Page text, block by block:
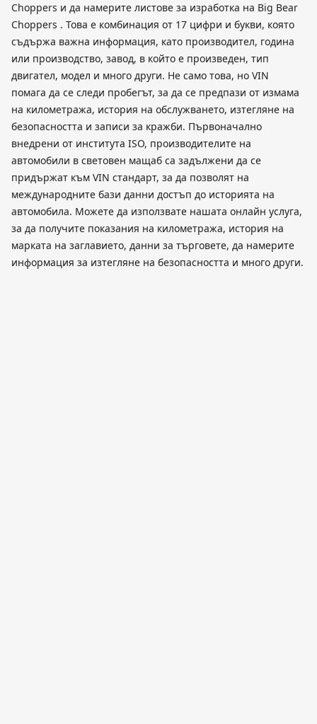
Choppers и да намерите листове за изработка на Big Bear
Choppers . Това е комбинация от 17 цифри и букви, която
съдържа важна информация, като производител, година
или производство, завод, в който е произведен, тип
двигател, модел и много други. Не само това, но VIN
помага да се следи пробегът, за да се предпази от измама
на километража, история на обслужването, изтегляне на
безопасността и записи за кражби. Първоначално
внедрени от института ISO, производителите на
автомобили в световен мащаб са задължени да се
придържат към VIN стандарт, за да позволят на
международните бази данни достъп до историята на
автомобила. Можете да използвате нашата онлайн услуга,
за да получите показания на километража, история на
марката на заглавието, данни за търговете, да намерите
информация за изтегляне на безопасността и много други.